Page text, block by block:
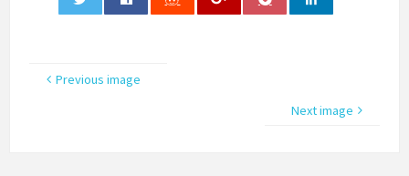
Previous image
Next image